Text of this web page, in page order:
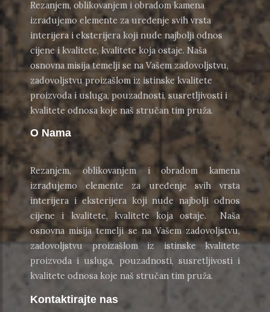
Rezanjem, oblikovanjem i obradom kamena
izrađujemo elemente za uređenje svih vrsta
interijera i eksterijera koji nude najbolji odnos
cijene i kvalitete, kvalitete koja ostaje. Naša
osnovna misija temelji se na Vašem zadovoljstvu,
zadovoljstvu proizašlom iz istinske kvalitete
proizvoda i usluga, pouzadnosti, susretljivosti i
kvalitete odnosa koje naš stručan tim pruža.
O Nama
Rezanjem, oblikovanjem i obradom kamena
izrađujemo elemente za uređenje svih vrsta
interijera i eksterijera koji nude najbolji odnos
cijene i kvalitete, kvalitete koja ostaje. Naša
osnovna misija temelji se na Vašem zadovoljstvu,
zadovoljstvu proizašlom iz istinske kvalitete
proizvoda i usluga, pouzadnosti, susretljivosti i
kvalitete odnosa koje naš stručan tim pruža.
Kontaktirajte nas